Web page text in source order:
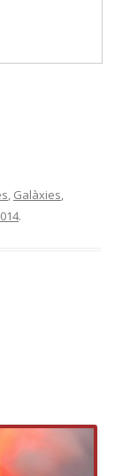
, Galàxies,
.